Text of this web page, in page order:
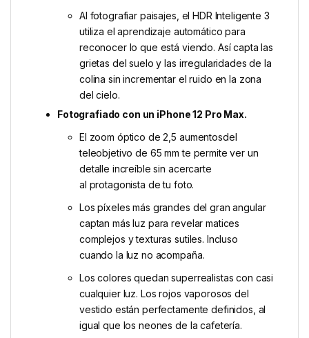
Al fotografiar paisajes, el HDR Inteligente 3
utiliza el aprendizaje automático para
reconocer lo que está viendo. Así capta las
grietas del suelo y las irregularidades de la
colina sin incrementar el ruido en la zona
del cielo.
Fotografiado con un iPhone 12 Pro Max.
El zoom óptico de 2,5 aumentosdel
teleobjetivo de 65 mm te permite ver un
detalle increíble sin acercarte
al protagonista de tu foto.
Los píxeles más grandes del gran angular
captan más luz para revelar matices
complejos y texturas sutiles. Incluso
cuando la luz no acompaña.
Los colores quedan superrealistas con casi
cualquier luz. Los rojos vaporosos del
vestido están perfectamente definidos, al
igual que los neones de la cafetería.